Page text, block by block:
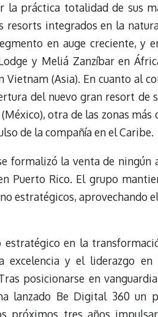
la práctica totalidad de sus
resorts integrados en la
en auge creciente, y
y Meliá Zanzíbar en
Vietnam (Asia). En cuanto al
del nuevo gran resort de
otra de las zonas
de la compañía en el Caribe.
formalizó la venta de
Puerto Rico. El grupo
estratégicos, aprovechando
estratégico en la
excelencia y el liderazgo
posicionarse en
lanzado Be Digital 360 un
próximos tres años